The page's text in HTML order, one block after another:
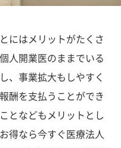
にはメリットがたくさ
人開業医のままでいる
、事業拡大もしやすく
酬を支払うことができ
となどもメリットとし
得なら今すぐ医療法人